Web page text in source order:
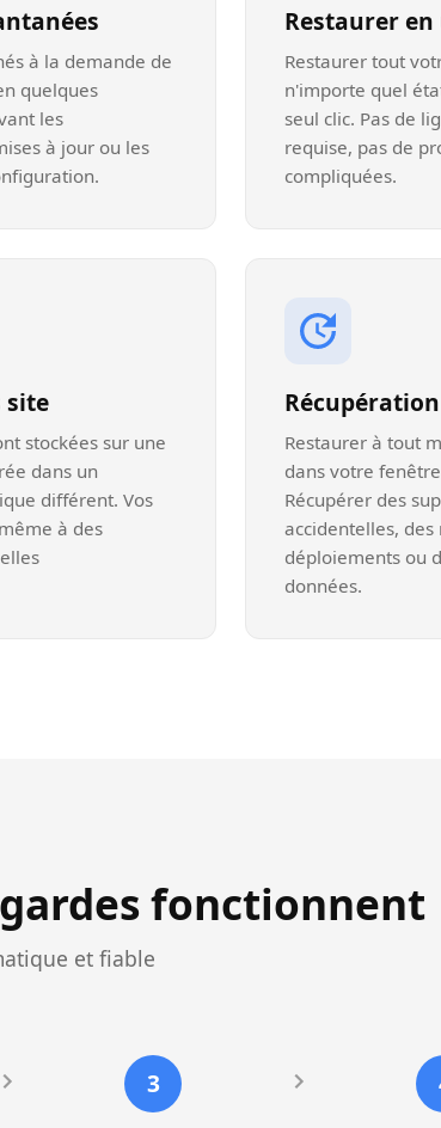
à la demande de
quelques
les
à jour ou les
Restaurer
Restaurer tout
n'importe quel
seul clic. Pas de
requise, pas de
compliquées.
site
stockées sur une
dans un
différent. Vos
à des
Restaurer à tout
dans votre
Récupérer des
accidentelles, des
déploiements ou
données.
fonctionnent
et fiable
3